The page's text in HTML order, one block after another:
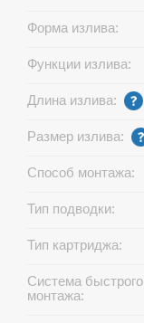
Форма излива:
Функции излива:
Длина излива:
Размер излива:
Способ монтажа:
Тип подводки:
Тип картриджа:
Система быстрого
монтажа: